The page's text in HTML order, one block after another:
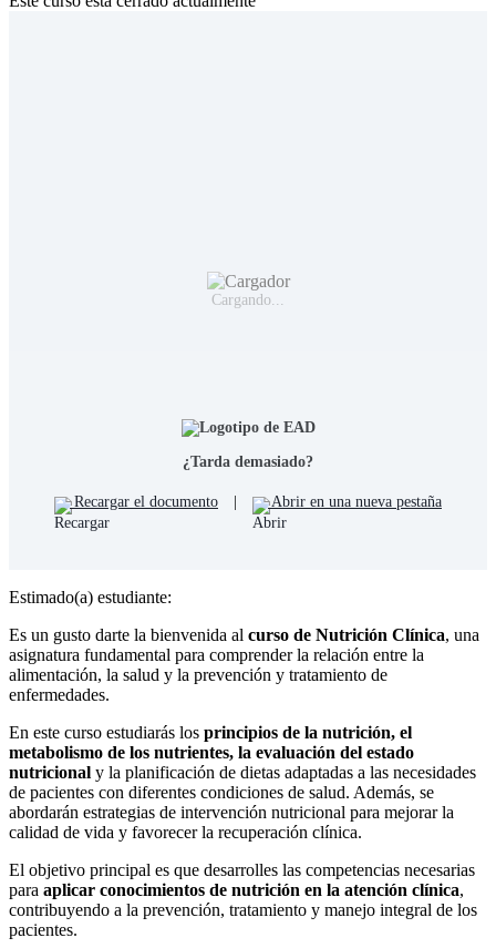
Cargando...
¿Tarda demasiado?
Recargar el documento Abrir en una nueva pestaña
Estimado(a) estudiante:
Es un gusto darte la bienvenida al curso de Nutrición Clínica, una
asignatura fundamental para comprender la relación entre la
alimentación, la salud y la prevención y tratamiento de
enfermedades.
En este curso estudiarás los principios de la nutrición, el
metabolismo de los nutrientes, la evaluación del estado
nutricional y la planificación de dietas adaptadas a las necesidades
de pacientes con diferentes condiciones de salud. Además, se
abordarán estrategias de intervención nutricional para mejorar la
calidad de vida y favorecer la recuperación clínica.
El objetivo principal es que desarrolles las competencias necesarias
para aplicar conocimientos de nutrición en la atención clínica,
contribuyendo a la prevención, tratamiento y manejo integral de los
pacientes.